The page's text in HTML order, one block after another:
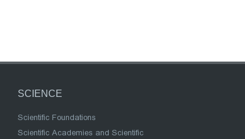
SCIENCE
Scientific Foundations
Scientific Academies and Scientific